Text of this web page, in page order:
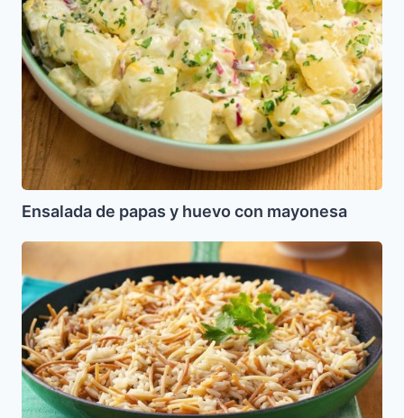
Ensalada de papas y huevo con mayonesa
Arroz
con
Fideos